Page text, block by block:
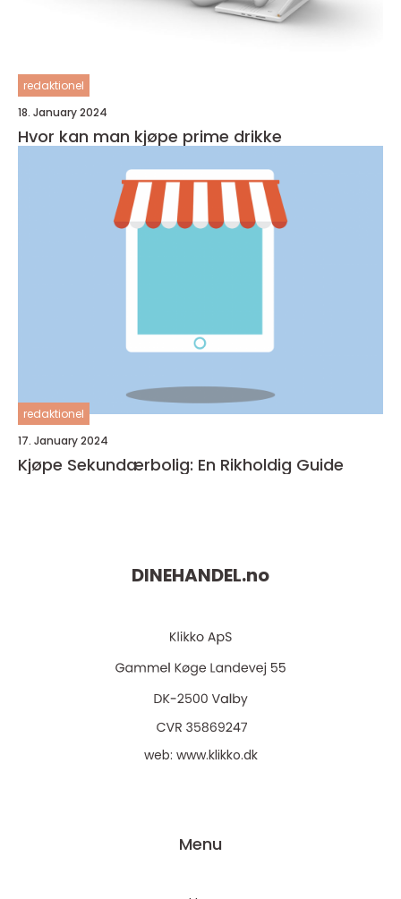
redaktionel
18. January 2024
Hvor kan man kjøpe prime drikke
redaktionel
17. January 2024
Kjøpe Sekundærbolig: En Rikholdig Guide
DINEHANDEL.no
web: www.klikko.dk
Menu